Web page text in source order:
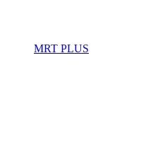
MRT PLUS